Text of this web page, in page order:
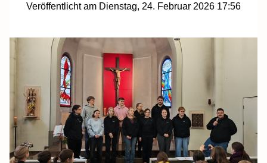
Veröffentlicht am Dienstag, 24. Februar 2026 17:56